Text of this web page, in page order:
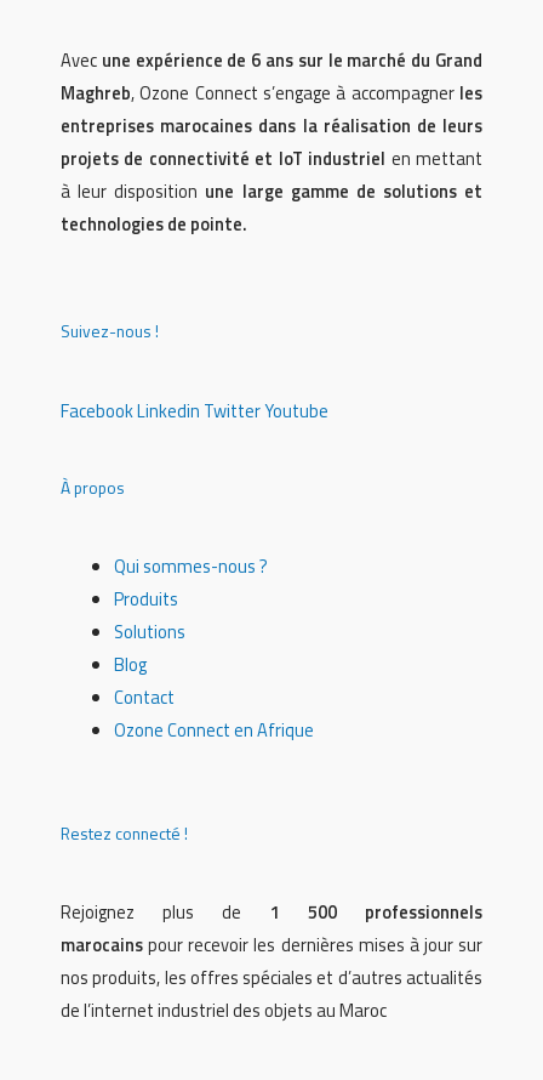
Avec une expérience de 6 ans sur le marché du Grand
Maghreb, Ozone Connect s’engage à accompagner les
entreprises marocaines dans la réalisation de leurs
projets de connectivité et IoT industriel en mettant
à leur disposition une large gamme de solutions et
technologies de pointe.
Suivez-nous !
FacebookLinkedin TwitterYoutube
À propos
Qui sommes-nous ?
Produits
Solutions
Blog
Contact
Ozone Connect en Afrique
Restez connecté !
Rejoignez plus de 1 500 professionnels
marocainspour recevoir les dernières mises à jour sur
nos produits, les offres spéciales et d’autres actualités
de l’internet industriel des objets au Maroc